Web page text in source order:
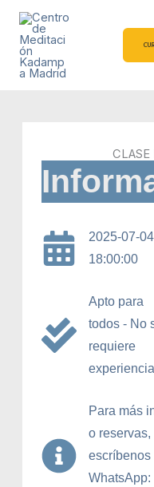
contenido
CLASE
2025-07-04
18:00:00
Apto para
todos - No
requiere
experiencia
Para más
o reservas,
escríbenos
WhatsApp: